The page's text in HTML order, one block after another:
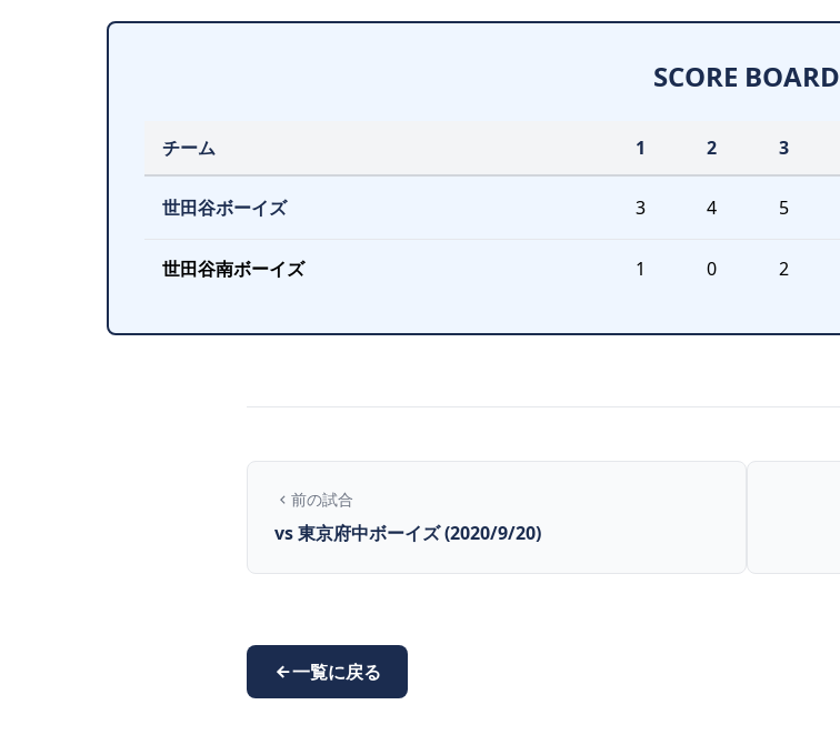
SCORE BOARD
チーム 1 2 3
世田谷ボーイズ 3 4 5
世田谷南ボーイズ 1 0 2
前の試合
vs 東京府中ボーイズ (2020/9/20)
一覧に戻る